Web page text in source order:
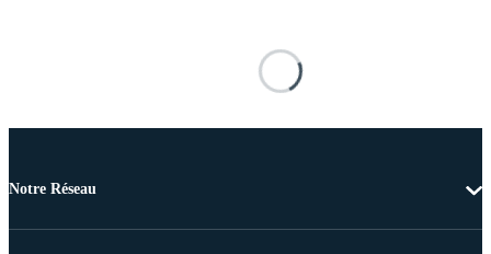
Notre Réseau